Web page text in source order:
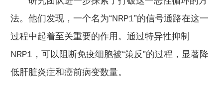
法。他们发现，一个名为“NRP1”的信号通路在这一
过程中起着至关重要的作用。通过特异性抑制
NRP1，可以阻断免疫细胞被“策反”的过程，显著降
低肝脏炎症和癌前病变数量。